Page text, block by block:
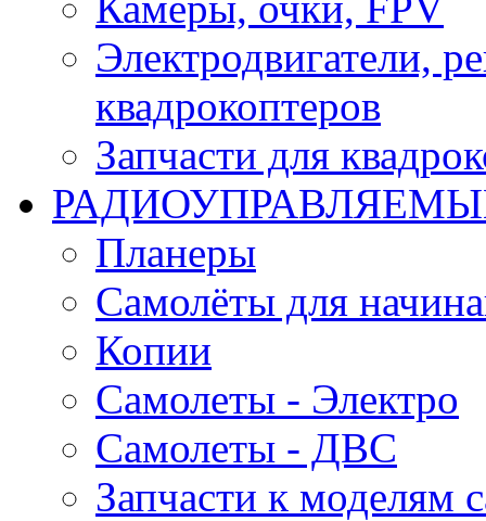
Электродвигатели,
квадрокоптеров
Запчасти для
Планеры
Самолёты для
Копии
Самолеты - Электро
Самолеты - ДВС
Запчасти к моделям